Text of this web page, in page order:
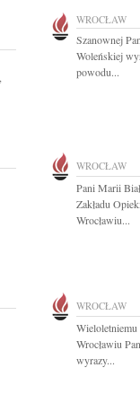
WROCŁAW
Szanownej
Woleńskiej
powodu...
WROCŁAW
Pani Marii
Zakładu
Wrocławiu...
WROCŁAW
Wrocławiu
wyrazy...